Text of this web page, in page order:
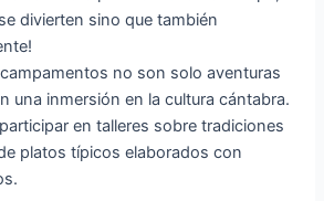
divierten sino que también
no son solo aventuras
una inmersión en la cultura cántabra.
en talleres sobre tradiciones
platos típicos elaborados con